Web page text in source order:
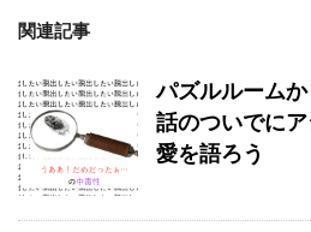
関連記事
パズルルーム
話のついでに
愛を語ろう